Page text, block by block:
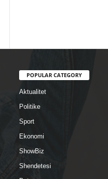
POPULAR CATEGORY
Aktualitet
Politike
Sport
Ekonomi
ShowBiz
Shendetesi